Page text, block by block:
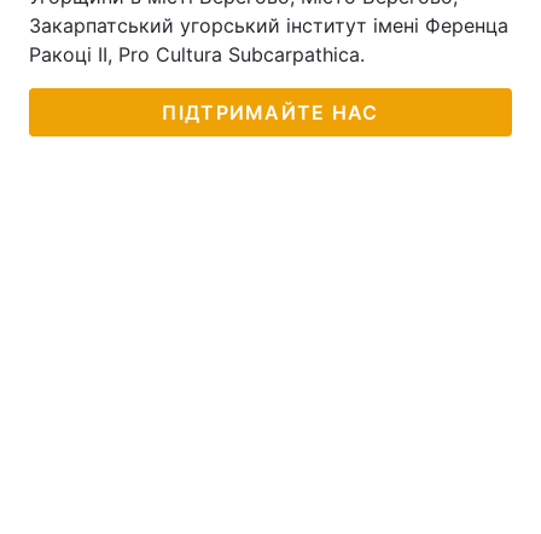
Закарпатський угорський інститут імені Ференца
Ракоці II, Pro Cultura Subcarpathica.
ПІДТРИМАЙТЕ НАС